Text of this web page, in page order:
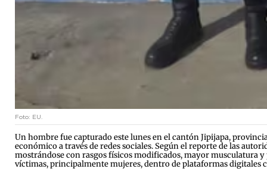
Foto: EU.
Un hombre fue capturado este lunes en el cantón Jipijapa,
económico a través de redes sociales. Según el reporte de las
mostrándose con rasgos físicos modificados, mayor musculatura
víctimas, principalmente mujeres, dentro de plataformas digitales